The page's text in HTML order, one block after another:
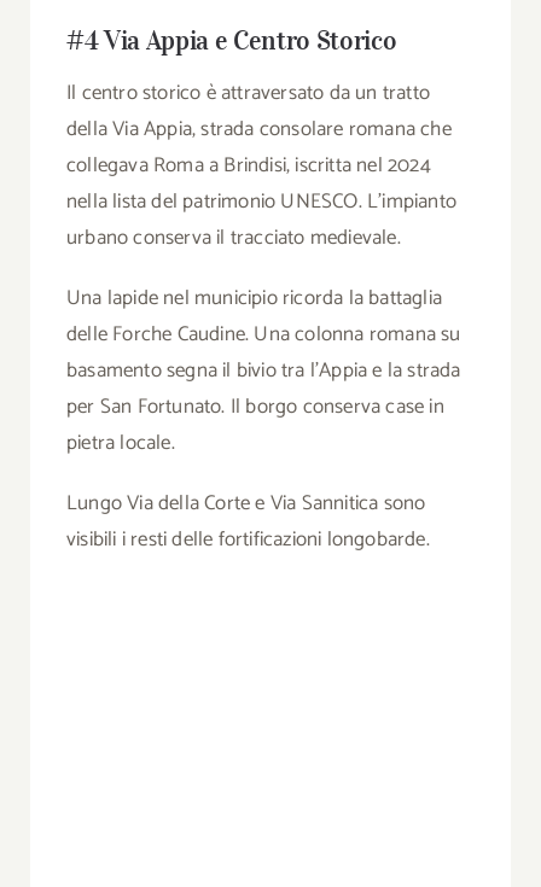
#4 Via Appia e Centro Storico
Il centro storico è attraversato da un tratto
della Via Appia, strada consolare romana che
collegava Roma a Brindisi, iscritta nel 2024
nella lista del patrimonio UNESCO. L’impianto
urbano conserva il tracciato medievale.
Una lapide nel municipio ricorda la battaglia
delle Forche Caudine. Una colonna romana su
basamento segna il bivio tra l’Appia e la strada
per San Fortunato. Il borgo conserva case in
pietra locale.
Lungo Via della Corte e Via Sannitica sono
visibili i resti delle fortificazioni longobarde.